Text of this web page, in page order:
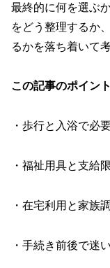
最終的に何を選ぶ
をどう整理するか
るかを落ち着いて
この記事のポイント
・歩行と入浴で必
・福祉用具と支給
・在宅利用と家族
・手続き前後で迷